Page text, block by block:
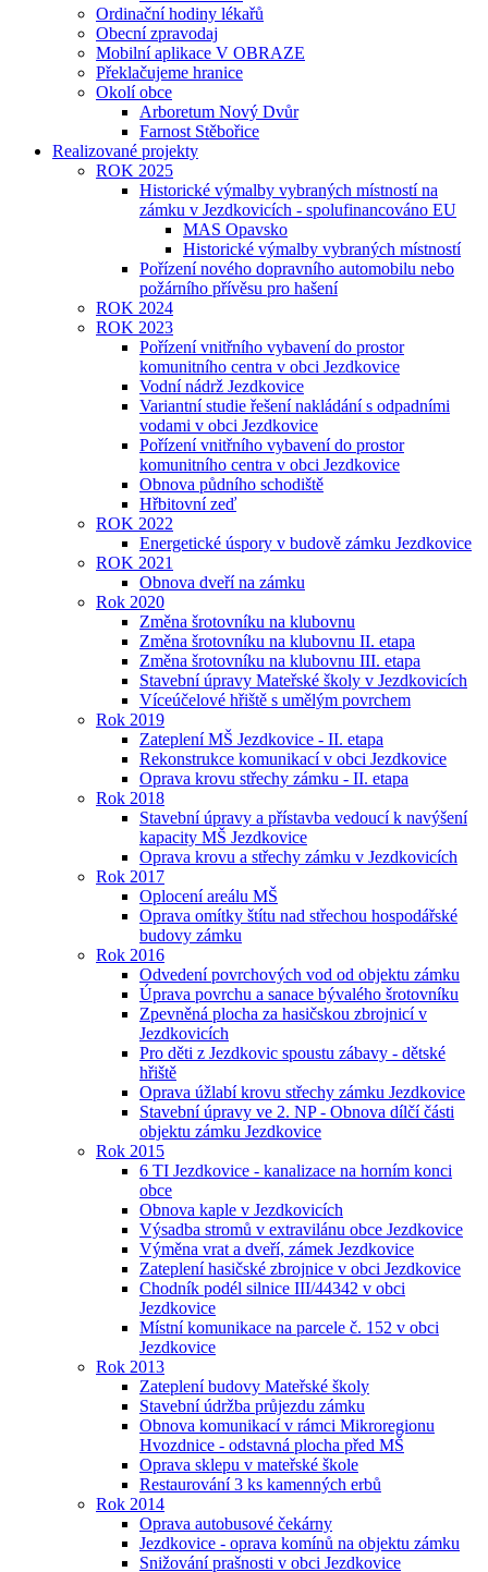
Ordinační hodiny lékařů
Obecní zpravodaj
Mobilní aplikace V OBRAZE
Překlačujeme hranice
Okolí obce
Arboretum Nový Dvůr
Farnost Stěbořice
Realizované projekty
ROK 2025
Historické výmalby vybraných místností na
zámku v Jezdkovicích - spolufinancováno EU
MAS Opavsko
Historické výmalby vybraných místností
Pořízení nového dopravního automobilu nebo
požárního přívěsu pro hašení
ROK 2024
ROK 2023
Pořízení vnitřního vybavení do prostor
komunitního centra v obci Jezdkovice
Vodní nádrž Jezdkovice
Variantní studie řešení nakládání s odpadními
vodami v obci Jezdkovice
Pořízení vnitřního vybavení do prostor
komunitního centra v obci Jezdkovice
Obnova půdního schodiště
Hřbitovní zeď
ROK 2022
Energetické úspory v budově zámku Jezdkovice
ROK 2021
Obnova dveří na zámku
Rok 2020
Změna šrotovníku na klubovnu
Změna šrotovníku na klubovnu II. etapa
Změna šrotovníku na klubovnu III. etapa
Stavební úpravy Mateřské školy v Jezdkovicích
Víceúčelové hřiště s umělým povrchem
Rok 2019
Zateplení MŠ Jezdkovice - II. etapa
Rekonstrukce komunikací v obci Jezdkovice
Oprava krovu střechy zámku - II. etapa
Rok 2018
Stavební úpravy a přístavba vedoucí k navýšení
kapacity MŠ Jezdkovice
Oprava krovu a střechy zámku v Jezdkovicích
Rok 2017
Oplocení areálu MŠ
Oprava omítky štítu nad střechou hospodářské
budovy zámku
Rok 2016
Odvedení povrchových vod od objektu zámku
Úprava povrchu a sanace bývalého šrotovníku
Zpevněná plocha za hasičskou zbrojnicí v
Jezdkovicích
Pro děti z Jezdkovic spoustu zábavy - dětské
hřiště
Oprava úžlabí krovu střechy zámku Jezdkovice
Stavební úpravy ve 2. NP - Obnova dílčí části
objektu zámku Jezdkovice
Rok 2015
6 TI Jezdkovice - kanalizace na horním konci
obce
Obnova kaple v Jezdkovicích
Výsadba stromů v extravilánu obce Jezdkovice
Výměna vrat a dveří, zámek Jezdkovice
Zateplení hasičské zbrojnice v obci Jezdkovice
Chodník podél silnice III/44342 v obci
Jezdkovice
Místní komunikace na parcele č. 152 v obci
Jezdkovice
Rok 2013
Zateplení budovy Mateřské školy
Stavební údržba průjezdu zámku
Obnova komunikací v rámci Mikroregionu
Hvozdnice - odstavná plocha před MŠ
Oprava sklepu v mateřské škole
Restaurování 3 ks kamenných erbů
Rok 2014
Oprava autobusové čekárny
Jezdkovice - oprava komínů na objektu zámku
Snižování prašnosti v obci Jezdkovice